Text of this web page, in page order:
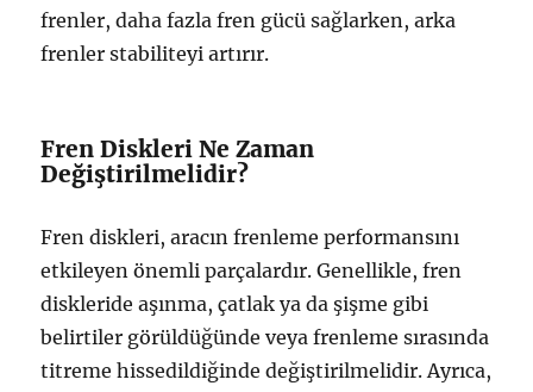
frenler, daha fazla fren gücü sağlarken, arka
frenler stabiliteyi artırır.
Fren Diskleri Ne Zaman
Değiştirilmelidir?
Fren diskleri, aracın frenleme performansını
etkileyen önemli parçalardır. Genellikle, fren
diskleride aşınma, çatlak ya da şişme gibi
belirtiler görüldüğünde veya frenleme sırasında
titreme hissedildiğinde değiştirilmelidir. Ayrıca,